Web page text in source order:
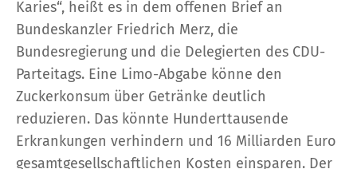
Karies“, heißt es in dem offenen Brief an
Bundeskanzler Friedrich Merz, die
Bundesregierung und die Delegierten des CDU-
Parteitags. Eine Limo-Abgabe könne den
Zuckerkonsum über Getränke deutlich
reduzieren. Das könnte Hunderttausende
Erkrankungen verhindern und 16 Milliarden Euro
gesamtgesellschaftlichen Kosten einsparen. Der